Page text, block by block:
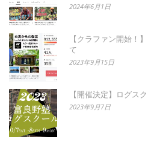
2024年6月1日
【クラファン開始！
て
2023年9月15日
【開催決定】ログス
2023年9月7日